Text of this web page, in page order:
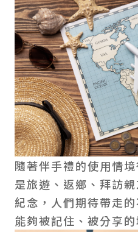
隨著伴手禮的使用情
是旅遊、返鄉、拜訪
紀念，人們期待帶走
能夠被記住、被分享的